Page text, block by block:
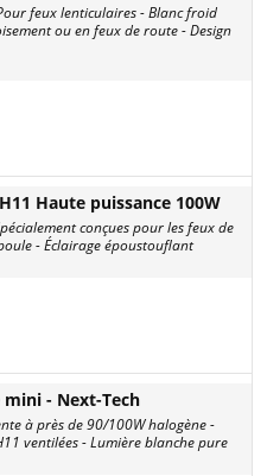
feux lenticulaires - Blanc froid
ou en feux de route - Design
Haute puissance 100W
conçues pour les feux de
- Éclairage époustouflant
mini - Next-Tech
à près de 90/100W halogène -
ventilées - Lumière blanche pure